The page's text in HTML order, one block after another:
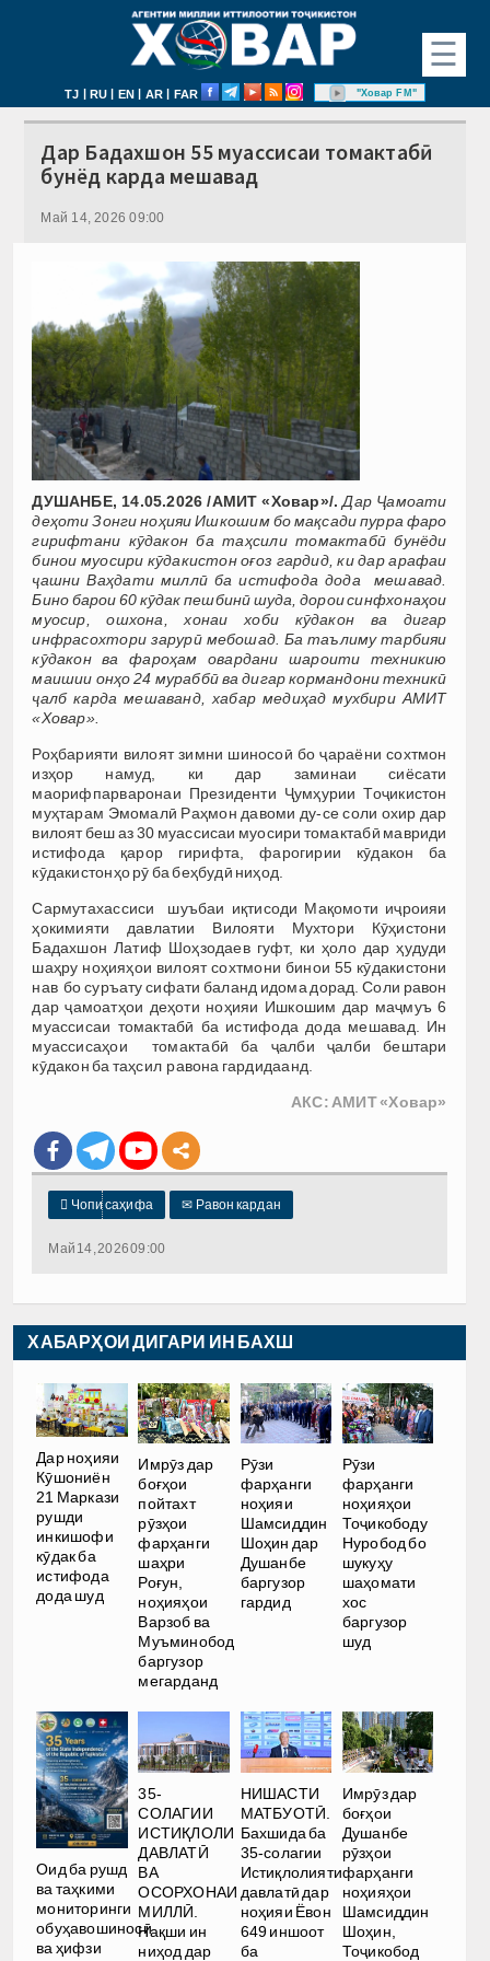
☰
TJ | RU | EN | AR | FAR "Ховар FM"
Дар Бадахшон 55 муассисаи томактабӣ
бунёд карда мешавад
Май 14, 2026 09:00
ДУШАНБЕ, 14.05.2026 /АМИТ «Ховар»/. Дар Ҷамоати
деҳоти Зонги ноҳияи Ишкошим бо мақсади пурра фаро
гирифтани кӯдакон ба таҳсили томактабӣ бунёди
бинои муосири кӯдакистон оғоз гардид, ки дар арафаи
ҷашни Ваҳдати миллӣ ба истифода дода мешавад.
Бино барои 60 кӯдак пешбинӣ шуда, дорои синфхонаҳои
муосир, ошхона, хонаи хоби кӯдакон ва дигар
инфрасохтори зарурӣ мебошад. Ба таълиму тарбияи
кӯдакон ва фароҳам овардани шароити техникию
маишии онҳо 24 мураббӣ ва дигар кормандони техникӣ
ҷалб карда мешаванд, хабар медиҳад мухбири АМИТ
«Ховар».
Роҳбарияти вилоят зимни шиносоӣ бо ҷараёни сохтмон
изҳор намуд, ки дар заминаи сиёсати
маорифпарваронаи Президенти Ҷумҳурии Тоҷикистон
муҳтарам Эмомалӣ Раҳмон давоми ду-се соли охир дар
вилоят беш аз 30 муассисаи муосири томактабӣ мавриди
истифода қарор гирифта, фарогирии кӯдакон ба
кӯдакистонҳо рӯ ба беҳбудӣ ниҳод.
Сармутахассиси шуъбаи иқтисоди Мақомоти иҷроияи
ҳокимияти давлатии Вилояти Мухтори Кӯҳистони
Бадахшон Латиф Шоҳзодаев гуфт, ки ҳоло дар ҳудуди
шаҳру ноҳияҳои вилоят сохтмони бинои 55 кӯдакистони
нав бо суръату сифати баланд идома дорад. Соли равон
дар ҷамоатҳои деҳоти ноҳияи Ишкошим дар маҷмуъ 6
муассисаи томактабӣ ба истифода дода мешавад. Ин
муассисаҳои томактабӣ ба ҷалби ҷалби бештари
кӯдакон ба таҳсил равона гардидаанд.
АКС: АМИТ «Ховар»
 Чопи саҳифа ✉ Равон кардан
Май 14, 2026 09:00
ХАБАРҲОИ ДИГАРИ ИН БАХШ
Дар ноҳияи
Кӯшониён
21 Маркази
рушди
инкишофи
кӯдак ба
истифода
дода шуд
Имрӯз дар
боғҳои
пойтахт
рӯзҳои
фарҳанги
шаҳри
Роғун,
ноҳияҳои
Варзоб ва
Муъминобод
баргузор
мегарданд
Рӯзи
фарҳанги
ноҳияи
Шамсиддин
Шоҳин дар
Душанбе
баргузор
гардид
Рӯзи
фарҳанги
ноҳияҳои
Тоҷикободу
Нуробод бо
шукуҳу
шаҳомати
хос
баргузор
шуд
Оид ба рушд
ва таҳкими
мониторинги
обуҳавошиносӣ
ва ҳифзи
35-
СОЛАГИИ
ИСТИҚЛОЛИ
ДАВЛАТӢ
ВА
ОСОРХОНАИ
МИЛЛӢ.
Нақши ин
ниҳод дар
НИШАСТИ
МАТБУОТӢ.
Бахшида ба
35-солагии
Истиқлолияти
давлатӣ дар
ноҳияи Ёвон
649 иншоот
ба
Имрӯз дар
боғҳои
Душанбе
рӯзҳои
фарҳанги
ноҳияҳои
Шамсиддин
Шоҳин,
Тоҷикобод